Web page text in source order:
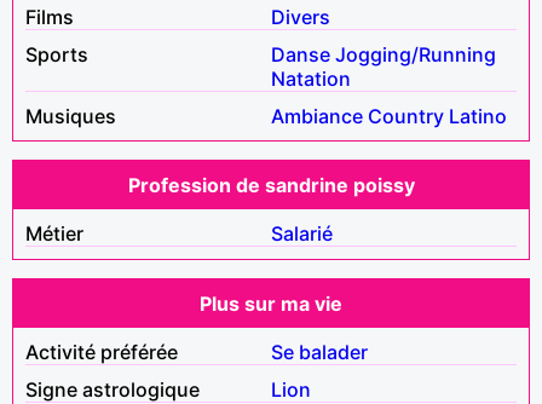
Films
Divers
Sports
Danse Jogging/Running
Natation
Musiques
Ambiance Country Latino
Profession de sandrine poissy
Métier
Salarié
Plus sur ma vie
Activité préférée
Se balader
Signe astrologique
Lion